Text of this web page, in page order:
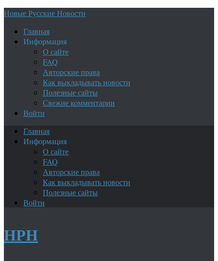
Новые Русские Новости
Главная
Информация
О сайте
FAQ
Авторские права
Как выкладывать новости
Полезные сайты
Свежие комментарии
Войти
Главная
Информация
О сайте
FAQ
Авторские права
Как выкладывать новости
Полезные сайты
Войти
НРН